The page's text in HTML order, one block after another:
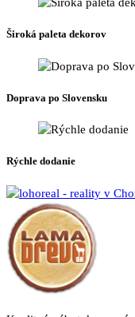
si
vybrať
na
stránke
produktu.
Široká paleta dekorov
Doprava po Slovensku
Rýchle dodanie